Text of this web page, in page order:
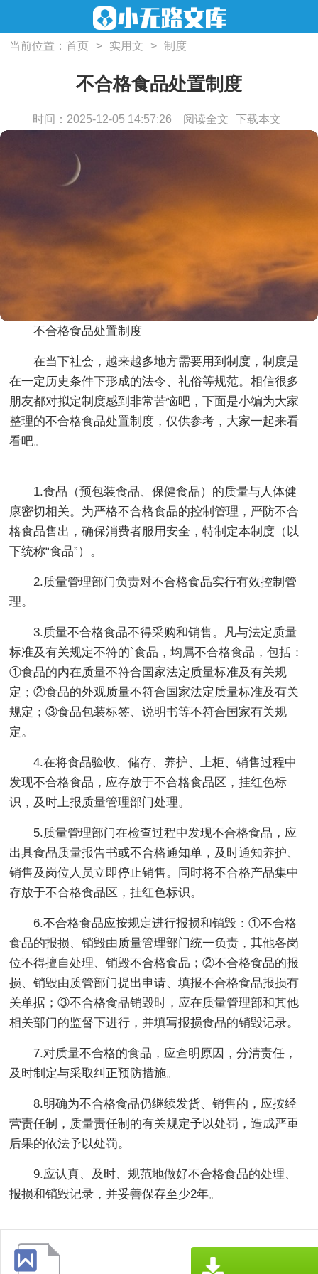
当前位置：首页 > 实用文 > 制度
不合格食品处置制度
时间：2025-12-05 14:57:26 阅读全文 下载本文
不合格食品处置制度
在当下社会，越来越多地方需要用到制度，制度是
在一定历史条件下形成的法令、礼俗等规范。相信很多
朋友都对拟定制度感到非常苦恼吧，下面是小编为大家
整理的不合格食品处置制度，仅供参考，大家一起来看
看吧。
1.食品（预包装食品、保健食品）的质量与人体健
康密切相关。为严格不合格食品的控制管理，严防不合
格食品售出，确保消费者服用安全，特制定本制度（以
下统称“食品”）。
2.质量管理部门负责对不合格食品实行有效控制管
理。
3.质量不合格食品不得采购和销售。凡与法定质量
标准及有关规定不符的`食品，均属不合格食品，包括：
①食品的内在质量不符合国家法定质量标准及有关规
定；②食品的外观质量不符合国家法定质量标准及有关
规定；③食品包装标签、说明书等不符合国家有关规
定。
4.在将食品验收、储存、养护、上柜、销售过程中
发现不合格食品，应存放于不合格食品区，挂红色标
识，及时上报质量管理部门处理。
5.质量管理部门在检查过程中发现不合格食品，应
出具食品质量报告书或不合格通知单，及时通知养护、
销售及岗位人员立即停止销售。同时将不合格产品集中
存放于不合格食品区，挂红色标识。
6.不合格食品应按规定进行报损和销毁：①不合格
食品的报损、销毁由质量管理部门统一负责，其他各岗
位不得擅自处理、销毁不合格食品；②不合格食品的报
损、销毁由质管部门提出申请、填报不合格食品报损有
关单据；③不合格食品销毁时，应在质量管理部和其他
相关部门的监督下进行，并填写报损食品的销毁记录。
7.对质量不合格的食品，应查明原因，分清责任，
及时制定与采取纠正预防措施。
8.明确为不合格食品仍继续发货、销售的，应按经
营责任制，质量责任制的有关规定予以处罚，造成严重
后果的依法予以处罚。
9.应认真、及时、规范地做好不合格食品的处理、
报损和销毁记录，并妥善保存至少2年。